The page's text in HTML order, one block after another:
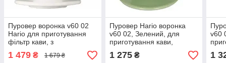
Пуровер воронка v60 02
Hario для приготування
фільтр кави, з
багаторазовим фільтром,
кераміка, Білий, 400 мл
1 479 ₴ 1 679 ₴
Пуровер Hario воронка
v60 02, Зелений, для
приготування кави,
порції
1 275₴
v60
1